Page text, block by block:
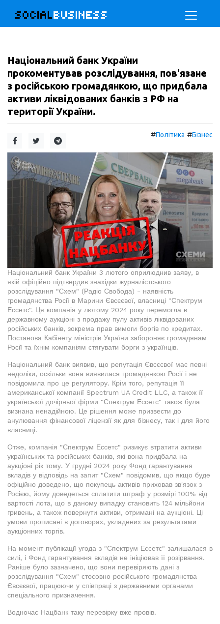
SOCIALBUSINESS
Національний банк України
прокоментував розслідування, пов'язане
з російською громадянкою, що придбала
активи ліквідованих банків з РФ на
території України.
#Політика #Бізнес
Національний банк України 3 лютого оприлюднив заяву, в
якій офіційно підтвердив знахідки журналістського
розслідування "Схем" (Радіо Свобода) - наявність
громадянства Росії в Марини Євсєєвої, власниці "Спектрум
Ессетс". Ця компанія у лютому 2024 року перемогла в
державному аукціоні з продажу пулу активів ліквідованих
російських банків, зокрема прав вимоги боргів по кредитах.
Постанова Кабінету міністрів України забороняє громадянам
Росії та їхнім компаніям стягувати борги з українців.
Національний банк виявив, що репутація Євсєєвої має певні
недоліки, оскільки вона виявилася громадянкою Росії і не
повідомила про це регулятору. Крім того, репутація її
американської компанії Spectrum UA Credit LLC, а також її
української дочірньої фірми "Спектрум Ессетс" також була
визнана ненадійною. Це рішення може призвести до
анулювання фінансової ліцензії як для бізнесу, так і для його
власниці.
Отже, компанія "Спектрум Ессетс" ризикує втратити активи
українських та російських банків, які вона придбала на
аукціоні рік тому. У грудні 2024 року Фонд гарантування
вкладів у відповідь на запит "Схем" повідомив, що якщо буде
офіційно доведено, що покупець активів приховав зв'язок з
Росією, йому доведеться сплатити штраф у розмірі 100% від
вартості лота, що в даному випадку становить 124 мільйони
гривень, а також повернути активи, отримані на аукціоні. Ці
умови прописані в договорах, укладених за результатами
аукціонних торгів.
На момент публікації угода з "Спектрум Ессетс" залишалася в
силі, і Фонд гарантування вкладів не ініціював її розірвання.
Раніше було зазначено, що вони перевіряють дані з
розслідування "Схем" стосовно російського громадянства
Євсєєвої, працюючи у співпраці з державними органами
спеціального призначення.
Водночас Нацбанк таку перевірку вже провів.